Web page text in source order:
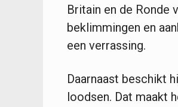
Britain en de Ronde
beklimmingen en
een verrassing.
Daarnaast beschikt
loodsen. Dat maakt